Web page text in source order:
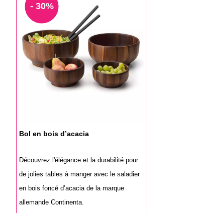
- 30%
Bol en bois d’acacia
Découvrez l'élégance et la durabilité pour
de jolies tables à manger avec le saladier
en bois foncé d’acacia de la marque
allemande Continenta.